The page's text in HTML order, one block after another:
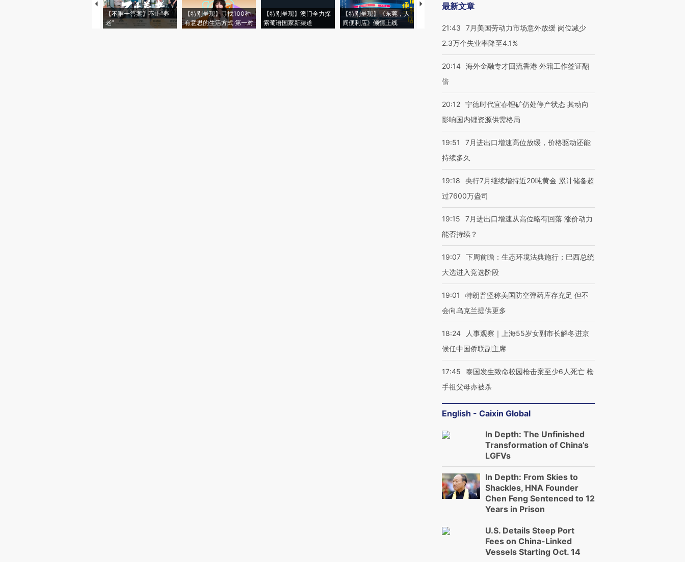
【不唯一答案】不止“养
老”
【特别呈现】寻找100种
有意思的生活方式·第一对
【特别呈现】澳门全力探
索葡语国家新渠道
【特别呈现】《东莞，人
间便利店》倾情上线
【推广】走进第四届链博
有意思的生活方式·第三对
住三大增长引擎是什么？
最新文章
21:43
7月美国劳动力市场意外放缓 岗位减少
2.3万个失业率降至4.1%
20:14 海外金融专才回流香港 外籍工作签证翻
倍
20:12 宁德时代宜春锂矿仍处停产状态 其动向
影响国内锂资源供需格局
19:51
7月进出口增速高位放缓，价格驱动还能
持续多久
19:18
央行7月继续增持近20吨黄金 累计储备超
过7600万盎司
19:15
7月进出口增速从高位略有回落 涨价动力
能否持续？
19:07 下周前瞻：生态环境法典施行；巴西总统
大选进入竞选阶段
19:01
特朗普坚称美国防空弹药库存充足 但不
会向乌克兰提供更多
18:24
人事观察｜上海55岁女副市长解冬进京
候任中国侨联副主席
17:45
泰国发生致命校园枪击案至少6人死亡 枪
手祖父母亦被杀
English - Caixin Global
In Depth: The Unfinished
Transformation of China’s
LGFVs
In Depth: From Skies to
Shackles, HNA Founder
Chen Feng Sentenced to 12
Years in Prison
U.S. Details Steep Port
Fees on China-Linked
Vessels Starting Oct. 14